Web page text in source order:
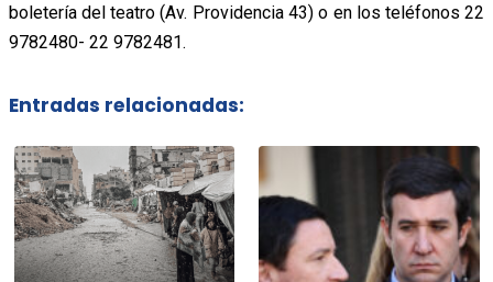
boletería del teatro (Av. Providencia 43) o en los teléfonos 22
9782480- 22 9782481.
Entradas relacionadas: